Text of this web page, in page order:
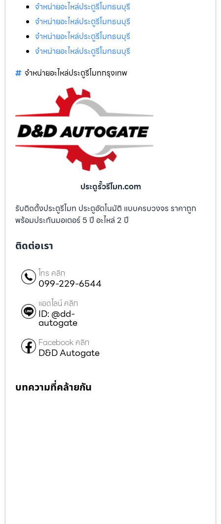
จำหน่ายอะไหล่ประตูรีโมทธนบุรี
จำหน่ายอะไหล่ประตูรีโมทธนบุรี
จำหน่ายอะไหล่ประตูรีโมทธนบุรี
จำหน่ายอะไหล่ประตูรีโมทธนบุรี
จำหน่ายอะไหล่ประตูรีโมทกรุงเทพ
ประตูรั้วรีโมท.com
รับติดตั้งประตูรีโมท ประตูอัตโนมัติ แบบครบวงจร ราคาถูก
พร้อมประกันมอเตอร์ 5 ปี อะไหล่ 2 ปี
ติดต่อเรา
โทร คลิก
099-229-6544
แอดไลน์ คลิก
ID: @dd-
autogate
Facebook คลิก
D&D Autogate
บทความที่คล้ายกัน